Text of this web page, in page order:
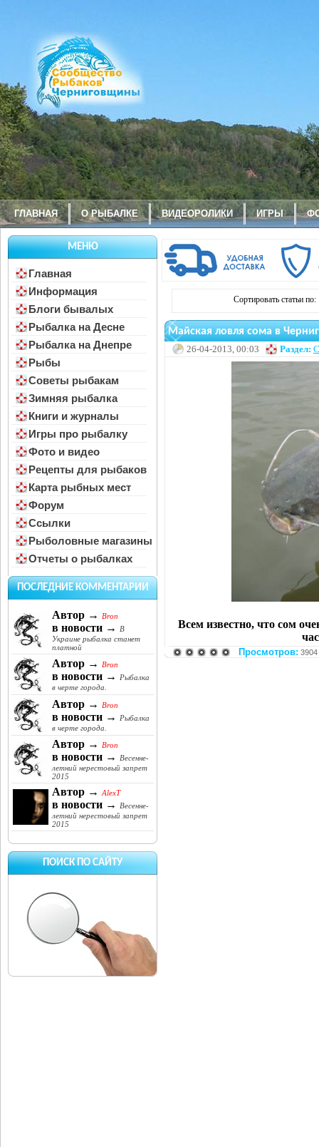
ГЛАВНАЯ О РЫБАЛКЕ ВИДЕОРОЛИКИ ИГРЫ
МЕНЮ
Главная
Информация
Блоги бывалых
Рыбалка на Десне
Рыбалка на Днепре
Рыбы
Советы рыбакам
Зимняя рыбалка
Книги и журналы
Игры про рыбалку
Фото и видео
Рецепты для рыбаков
Карта рыбных мест
Форум
Ссылки
Рыболовные магазины
Отчеты о рыбалках
ПОСЛЕДНИЕ КОММЕНТАРИИ
Автор → Bron
в новости →
В
Украине рыбалка станет
платной
Автор → Bron
в новости →
Рыбалка
в черте города.
Автор → Bron
в новости →
Рыбалка
в черте города.
Автор → Bron
в новости →
Весенне-
летний нерестовый запрет
2015
Автор → AlexT
в новости →
Весенне-
летний нерестовый запрет
2015
ПОИСК ПО САЙТУ
Сортировать статьи по:
Майская ловля сома в
26-04-2013, 00:03 Раздел:
Всем известно, что сом
Просмотров: